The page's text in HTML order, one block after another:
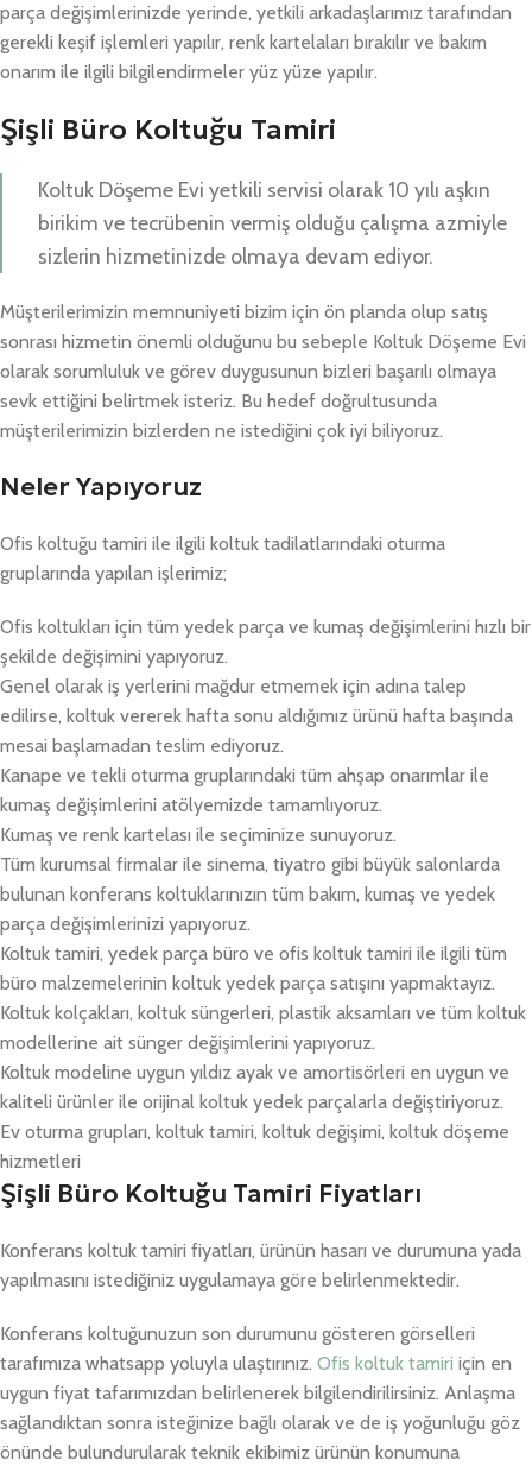
parça değişimlerinizde yerinde, yetkili arkadaşlarımız tarafından
gerekli keşif işlemleri yapılır, renk kartelaları bırakılır ve bakım
onarım ile ilgili bilgilendirmeler yüz yüze yapılır.
Şişli Büro Koltuğu Tamiri
Koltuk Döşeme Evi yetkili servisi olarak 10 yılı aşkın
birikim ve tecrübenin vermiş olduğu çalışma azmiyle
sizlerin hizmetinizde olmaya devam ediyor.
Müşterilerimizin memnuniyeti bizim için ön planda olup satış
sonrası hizmetin önemli olduğunu bu sebeple Koltuk Döşeme Evi
olarak sorumluluk ve görev duygusunun bizleri başarılı olmaya
sevk ettiğini belirtmek isteriz. Bu hedef doğrultusunda
müşterilerimizin bizlerden ne istediğini çok iyi biliyoruz.
Neler Yapıyoruz
Ofis koltuğu tamiri ile ilgili koltuk tadilatlarındaki oturma
gruplarında yapılan işlerimiz;
Ofis koltukları için tüm yedek parça ve kumaş değişimlerini hızlı bir
şekilde değişimini yapıyoruz.
Genel olarak iş yerlerini mağdur etmemek için adına talep
edilirse, koltuk vererek hafta sonu aldığımız ürünü hafta başında
mesai başlamadan teslim ediyoruz.
Kanape ve tekli oturma gruplarındaki tüm ahşap onarımlar ile
kumaş değişimlerini atölyemizde tamamlıyoruz.
Kumaş ve renk kartelası ile seçiminize sunuyoruz.
Tüm kurumsal firmalar ile sinema, tiyatro gibi büyük salonlarda
bulunan konferans koltuklarınızın tüm bakım, kumaş ve yedek
parça değişimlerinizi yapıyoruz.
Koltuk tamiri, yedek parça büro ve ofis koltuk tamiri ile ilgili tüm
büro malzemelerinin koltuk yedek parça satışını yapmaktayız.
Koltuk kolçakları, koltuk süngerleri, plastik aksamları ve tüm koltuk
modellerine ait sünger değişimlerini yapıyoruz.
Koltuk modeline uygun yıldız ayak ve amortisörleri en uygun ve
kaliteli ürünler ile orijinal koltuk yedek parçalarla değiştiriyoruz.
Ev oturma grupları, koltuk tamiri, koltuk değişimi, koltuk döşeme
hizmetleri
Şişli Büro Koltuğu Tamiri Fiyatları
Konferans koltuk tamiri fiyatları, ürünün hasarı ve durumuna yada
yapılmasını istediğiniz uygulamaya göre belirlenmektedir.
Konferans koltuğunuzun son durumunu gösteren görselleri
tarafımıza whatsapp yoluyla ulaştırınız. Ofis koltuk tamiri için en
uygun fiyat tafarımızdan belirlenerek bilgilendirilirsiniz. Anlaşma
sağlandıktan sonra isteğinize bağlı olarak ve de iş yoğunluğu göz
önünde bulundurularak teknik ekibimiz ürünün konumuna